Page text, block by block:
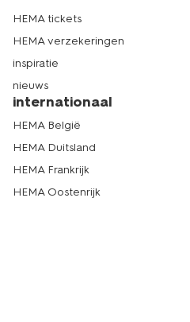
HEMA tickets
HEMA verzekeringen
inspiratie
nieuws
internationaal
HEMA België
HEMA Duitsland
HEMA Frankrijk
HEMA Oostenrijk